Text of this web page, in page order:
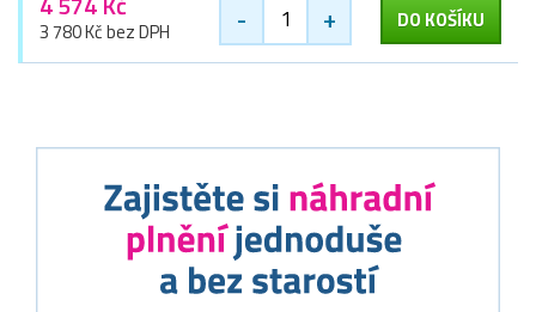
3 780 Kč bez DPH - + DO KOŠÍKU